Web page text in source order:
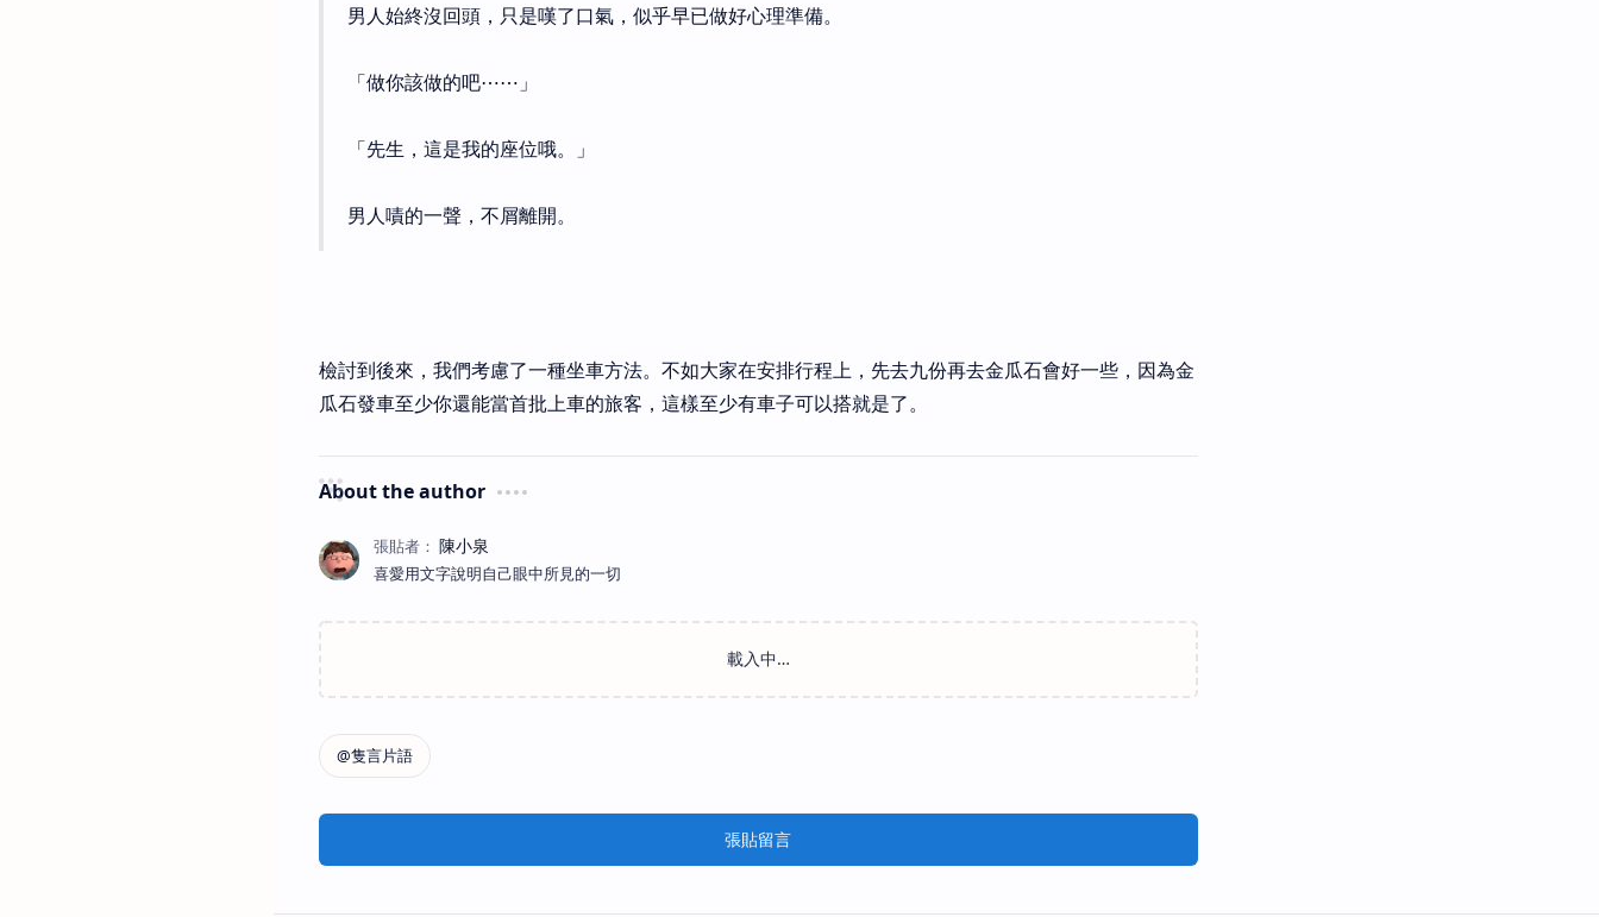
男人始終沒回頭，只是嘆了口氣，似乎早已做好心理準備。
「做你該做的吧⋯⋯」
「先生，這是我的座位哦。」
男人嘖的一聲，不屑離開。
檢討到後來，我們考慮了一種坐車方法。不如大家在安排行程上，先去九份再去金瓜石會好一些，因為金
瓜石發車至少你還能當首批上車的旅客，這樣至少有車子可以搭就是了。
About the author
喜愛用文字說明自己眼中所見的一切
張貼留言